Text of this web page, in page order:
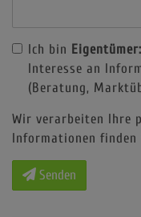
Ich bin
Interesse an
(Beratung,
Wir verarbeiten Ihre
Informationen finden
Senden